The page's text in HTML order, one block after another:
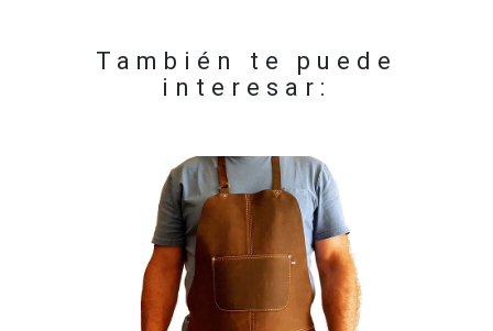
También te puede
interesar: